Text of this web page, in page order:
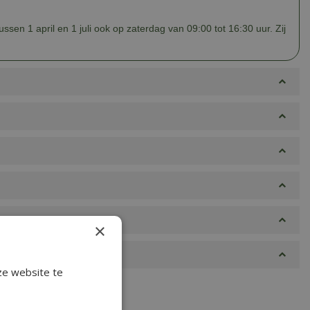
1 april en 1 juli ook op zaterdag van 09:00 tot 16:30 uur. Zij
×
website te